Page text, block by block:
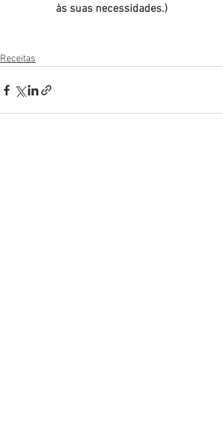
às suas necessidades.)
Receitas